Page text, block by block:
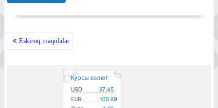
MAQOLALAR
BO‘YICHA
Eskiroq maqolalar